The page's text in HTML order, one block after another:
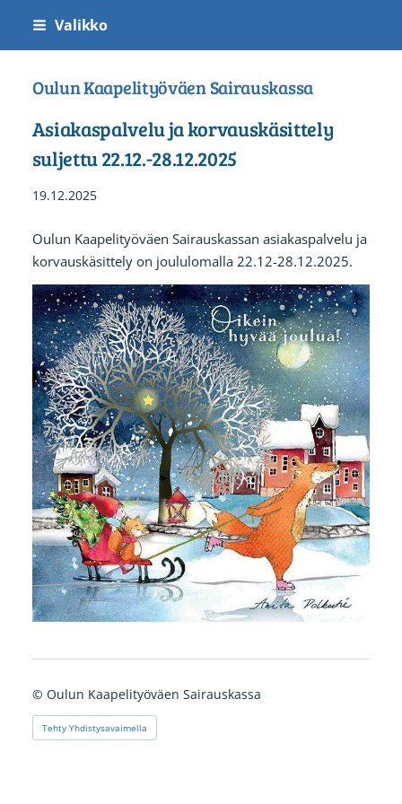
Siirry
Valikko
Oulun Kaapelityöväen Sairauskassa
Asiakaspalvelu ja korvauskäsittely
suljettu 22.12.-28.12.2025
19.12.2025
Oulun Kaapelityöväen Sairauskassan asiakaspalvelu ja
korvauskäsittely on joululomalla 22.12-28.12.2025.
© Oulun Kaapelityöväen Sairauskassa
Tehty Yhdistysavaimella